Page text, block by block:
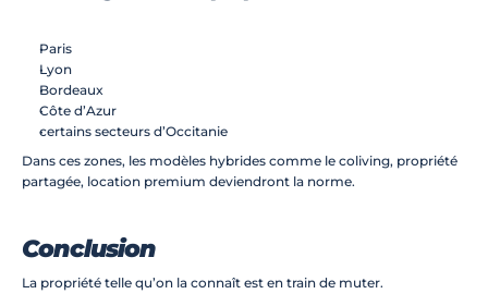
Paris
Lyon
Bordeaux
Côte d’Azur
certains secteurs d’Occitanie
Dans ces zones, les modèles hybrides comme le coliving, propriété
partagée, location premium deviendront la norme.
Conclusion
La propriété telle qu’on la connaît est en train de muter.